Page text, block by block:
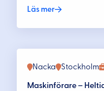
Läs mer
Nacka Stockholm
Maskinförare –